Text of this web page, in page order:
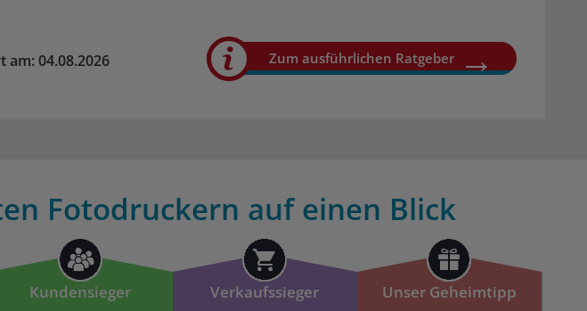
04.08.2026 Zum ausführlichen Ratgeber
Fotodruckern auf einen Blick
Kundensieger Verkaufssieger Unser Geheimtipp